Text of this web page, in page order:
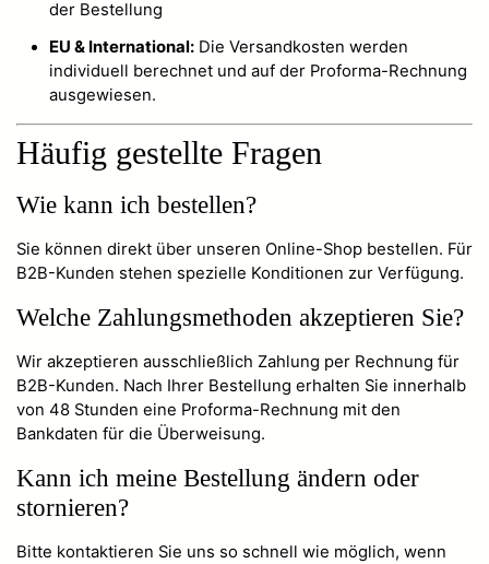
der Bestellung
EU & International:Die Versandkosten werden
individuell berechnet und auf der Proforma-Rechnung
ausgewiesen.
Häufig gestellte Fragen
Wie kann ich bestellen?
Sie können direkt über unseren Online-Shop bestellen. Für
B2B-Kunden stehen spezielle Konditionen zur Verfügung.
Welche Zahlungsmethoden akzeptieren Sie?
Wir akzeptieren ausschließlich Zahlung per Rechnung für
B2B-Kunden. Nach Ihrer Bestellung erhalten Sie innerhalb
von 48 Stunden eine Proforma-Rechnung mit den
Bankdaten für die Überweisung.
Kann ich meine Bestellung ändern oder
stornieren?
Bitte kontaktieren Sie uns so schnell wie möglich, wenn